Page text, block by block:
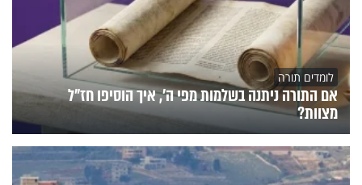
לומדים תורה
אם התורה ניתנה בשלמות מפי ה', איך הוסיפו חז"ל
מצוות?